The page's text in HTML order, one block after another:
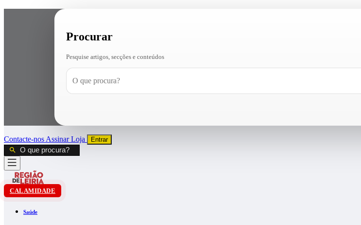
Procurar
Pesquise artigos, secções e conteúdos
Contacte-nos AssinarLoja Entrar
CALAMIDADE
Saúde